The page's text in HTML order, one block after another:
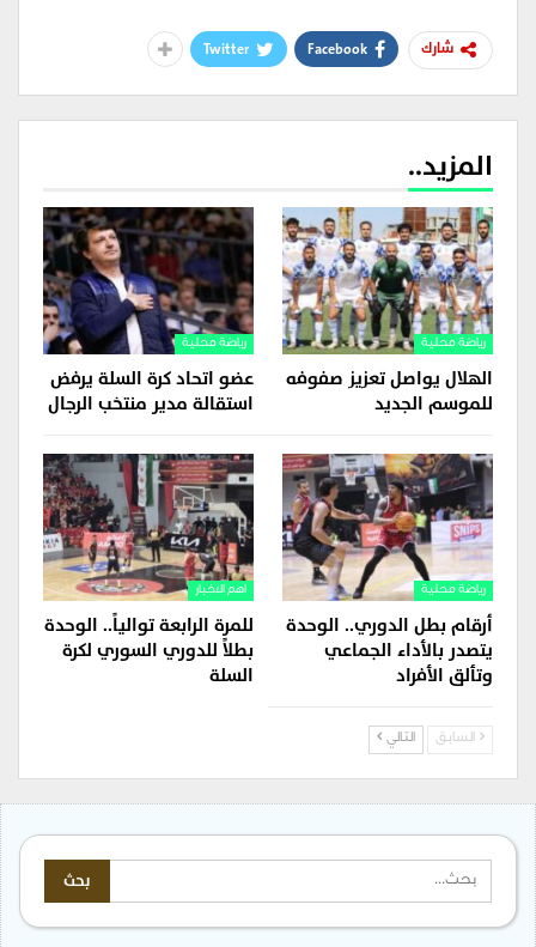
شارك Facebook
Twitter
المزيد..
رياضة محلية
الهلال يواصل تعزيز صفوفه
للموسم الجديد
رياضة محلية
عضو اتحاد كرة السلة يرفض
استقالة مدير منتخب الرجال
رياضة محلية
أرقام بطل الدوري.. الوحدة
يتصدر بالأداء الجماعي
وتألق الأفراد
اهم الاخبار
للمرة الرابعة توالياً.. الوحدة
بطلاً للدوري السوري لكرة
السلة
السابق التالي